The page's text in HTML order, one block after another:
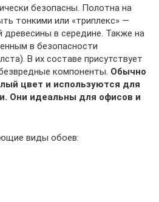
безопасны. Полотна на
тонкими или «триплекс» —
в середине. Также на
в безопасности
В их составе присутствует
компоненты. Обычно
цвет и используются для
Они идеальны для офисов и
виды обоев: